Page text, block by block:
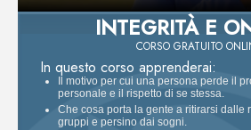
INTEGRITÀ E
CORSO GRATUITO
In questo corso apprenderai:
Il motivo per cui una persona perde il
personale e il rispetto di se stessa.
Che cosa porta la gente a ritirarsi dalle
gruppi e persino dai sogni.